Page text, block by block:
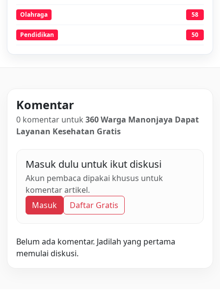
Olahraga 58
Pendidikan 50
Komentar
0 komentar untuk 360 Warga Manonjaya Dapat
Layanan Kesehatan Gratis
Masuk dulu untuk ikut diskusi
Akun pembaca dipakai khusus untuk
komentar artikel.
Masuk
Daftar Gratis
Belum ada komentar. Jadilah yang pertama
memulai diskusi.